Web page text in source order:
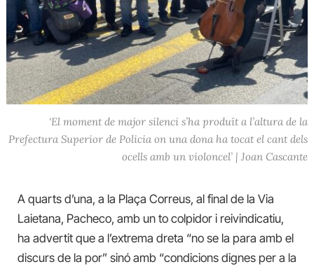
‘El moment de major silenci s’ha produït a l’altura de la
Prefectura Superior de Policia on una dona ha tocat el cant dels
ocells amb un violoncel’ | Joan Cascante
A quarts d’una, a la Plaça Correus, al final de la Via
Laietana, Pacheco, amb un to colpidor i reivindicatiu,
ha advertit que a l’extrema dreta “no se la para amb el
discurs de la por” sinó amb “condicions dignes per a la